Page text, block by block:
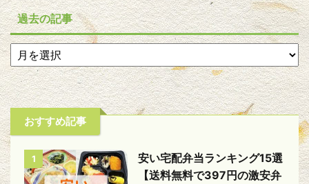
過去の記事
おすすめ記事
1
安い宅配弁当ランキング15選
【送料無料で397円の激安弁